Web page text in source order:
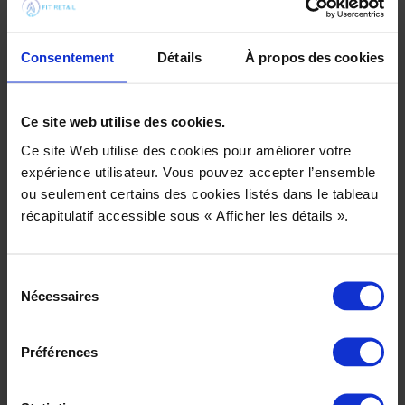
Consentement Détails À propos des cookies
Ce site web utilise des cookies.
Ce site Web utilise des cookies pour améliorer votre
expérience utilisateur. Vous pouvez accepter l’ensemble
ou seulement certains des cookies listés dans le tableau
récapitulatif accessible sous « Afficher les détails ».
Nécessaires
Préférences
et l’autre non, des apprenants qui viennent sans
improvisation, malgré toute la préparation possible, il
y a des aléas qu’on ne peut pas prévoir. Être
configurations parfois périlleuses : un peu d’optimisme
et de créativité aideront à palier à toute situation (ou
presque
).
projets PLM
Quels sont les principaux défis